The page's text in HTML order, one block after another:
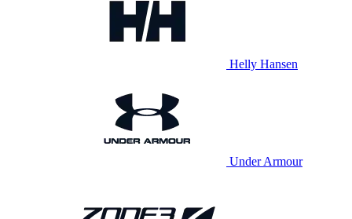
Helly Hansen
Under Armour